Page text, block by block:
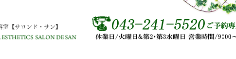
室【サロンド・サン】